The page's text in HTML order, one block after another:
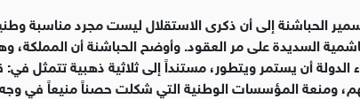
الحباشنة إلى أن ذكرى الاستقلال ليست مجرد مناسبة
السديدة على مر العقود. وأوضح الحباشنة أن المملكة،
أن يستمر ويتطور، مستنداً إلى ثلاثية ذهبية تتمثل في:
ومنعة المؤسسات الوطنية التي شكلت حصناً منيعاً في وجه